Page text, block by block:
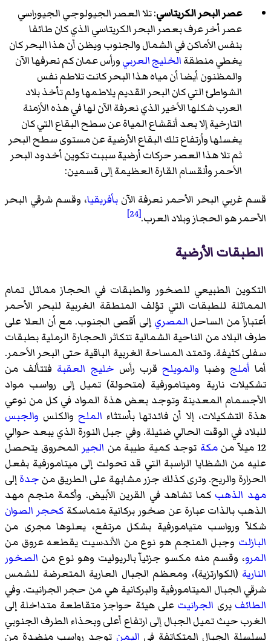
عصر البحر الكريتاسي: تلا العصر الجيولوجي الجيوراسي
عصر أخر عرف بعصر البحر الكريتاسي الذي كان طائفا
بنفس الأماكن في الشمال والجنوب ويظن أن هذا البحر كان
يغطي منطقةالخليج العربيورأس عمان كم نعرفها الآن
والمظنون أيضا أن مياه هذا البحر كانت تلاطم نفس
الشواطئ التي كان البحر القديم يلاطمها ولم تأخذ بلاد
العرب شكلها الأخير الذي نعرفة الآن لها في هذه الأزمنة
التارخية إلا بعد أنقشاع المياة عن سطح البقاع التي كان
يغسلها وأرتفاع تلك البقاع الأرضية عن مستوى سطح البحر
ثم تلا هذا العصر حركات أرضية سببت تكوين أخدود البحر
الأحمر وأنقسام القارة العظيمة إلى قسمين:
قسم غربي البحر الأحمر نعرفة الآنبأفريقيا، وقسم شرقي البحر
الأحمر هو الحجاز وبلاد العرب.[24]
الطبقات الأرضية
التكوين الطبيعي للصخور والطبقات في الحجاز مماثل تمام
المماثلة للطبقات التي تؤلف المنطقة الغربية للبحر الأحمر
أعتبارآ من الساحل المصري إلى أقصى الجنوب. مع أن العلا على
طرف البلاد من الناحية الشمالية تتكاثر الحجارة الرملية بطبقات
سفلى كثيفة. وتمتد المساحة الغربية الباقية حتى البحر الأحمر.
أما أملج وضبا والمويلحقرب رأس خليج العقبة فتتألف من
تشكيلات نارية وميتامورفية (متحولة) تميل إلى رواسب مواد
الأجسمام المعدينة وتوجد بعض هذة المواد في كل من نوعي
هذة التشكيلات، إلا أن فائدتها بأستثاء الملح والكلس والجبس
للبلاد في الوقت الحالي ضئيلة. وفي جبل النورة الذي يبعد حوالي
12 ميلآ من
مكة توجد كمية طيبة من الجير المحروق يتحصل
عليه من الشظايا الراسبة التي قد تحولت إلى ميتامورفية بفعل
الحرارة والريح. وترى كذلك جزر مشابهة على الطريق من جدةإلى
مهد الذهب كما تشاهد في القرين الأبيض. وأكمة منجم مهد
الذهب بالذات عبارة عن صخور بركانية متماسكةكحجر الصوان
شكلآ ورواسب متيامورفية بشكل مرتفع، يعلوها مجرى من
البازلت وجبل المنجم هو نوع من الأندسيت يقطعه عروق من
المرو، وقسم منه مكسو جزئيآ بالريوليت وهو نوع من الصخور
النارية (الكوارتزية)، ومعظم الجبال العارية المتعرضة للشمس
شرقي الجبال الميتامورفية والبركانية هي من حجر الجرانيت. وفي
الطائف يرى الجرانيت على هيئة حواجز متقاطعة متداخلة إلى
الغرب حيث تميل الجبال إلى ارتفاع أعلى وبحذاء الطرف الجنوبي
لسلسلة الجبال المتكاتفة في اليمن توجد رواسب منضدة من